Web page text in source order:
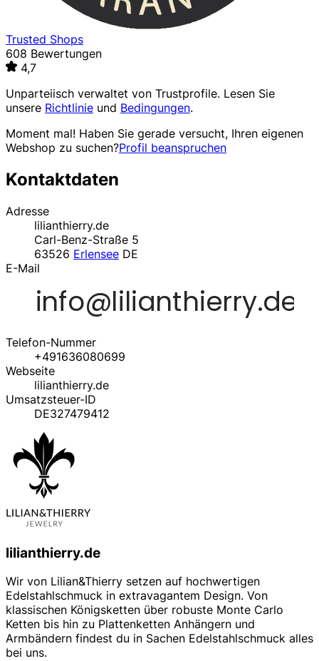
Trusted Shops
608 Bewertungen
4,7
Unparteiisch verwaltet von Trustprofile. Lesen Sie
unsere Richtlinie und Bedingungen.
Moment mal! Haben Sie gerade versucht, Ihren eigenen
Webshop zu suchen?Profil beanspruchen
Kontaktdaten
Adresse
lilianthierry.de
Carl-Benz-Straße 5
63526 Erlensee DE
E-Mail
Telefon-Nummer
+491636080699
Webseite
lilianthierry.de
Umsatzsteuer-ID
DE327479412
lilianthierry.de
Wir von Lilian&Thierry setzen auf hochwertigen
Edelstahlschmuck in extravagantem Design. Von
klassischen Königsketten über robuste Monte Carlo
Ketten bis hin zu Plattenketten Anhängern und
Armbändern findest du in Sachen Edelstahlschmuck alles
bei uns.